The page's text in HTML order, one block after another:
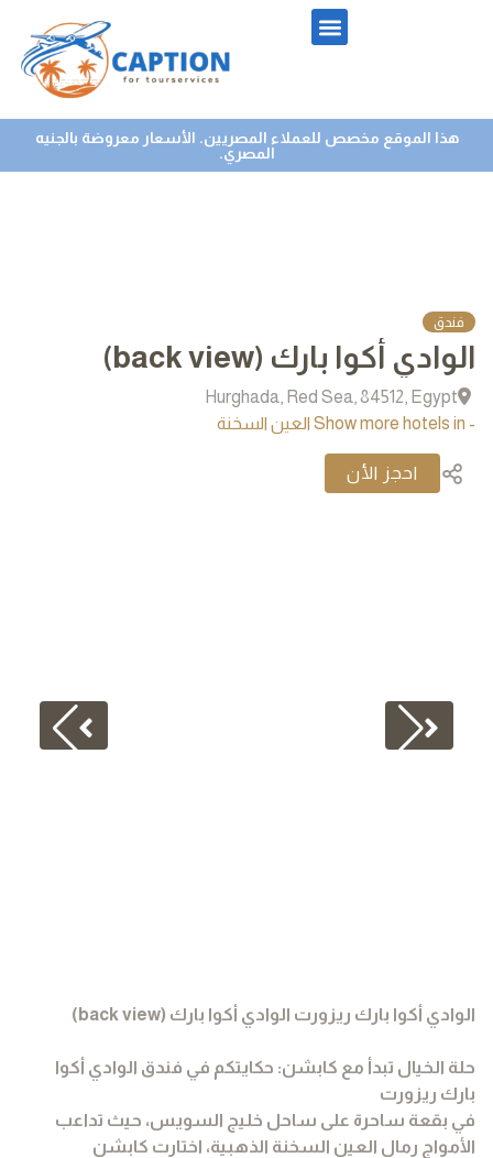
هذا الموقع مخصص للعملاء المصريين. الأسعار معروضة بالجنيه
المصري.
فندق
الوادي أكوا بارك (back view)
Hurghada, Red Sea, 84512, Egypt
- Show more hotels in العين السخنة
الوادي أكوا بارك ريزورت الوادي أكوا بارك (back view)
حلة الخيال تبدأ مع كابشن: حكايتكم في فندق الوادي أكوا
بارك ريزورت
في بقعة ساحرة على ساحل خليج السويس، حيث تداعب
الأمواج رمال العين السخنة الذهبية، اختارت كابشن